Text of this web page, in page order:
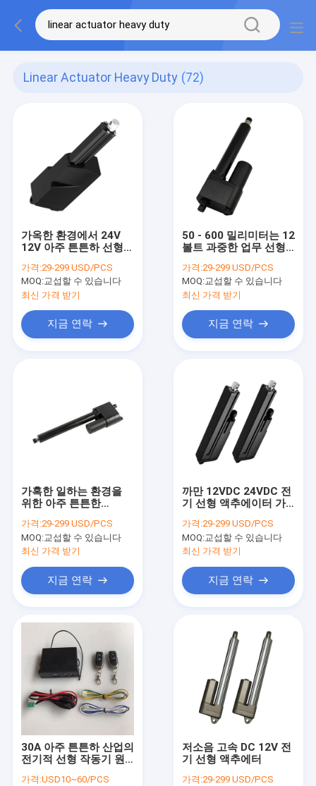
Linear Actuator Heavy Duty (72)
가옥한 환경에서 24V
12V 아주 튼튼하 선형
가격:29-299 USD/PCS
MOQ:교섭할 수 있습니다
최신 가격 받기
지금 연락
50 - 600 밀리미터는 12
볼트 과중한 업무 선형
강을 스트로우크합니다
가격:29-299 USD/PCS
MOQ:교섭할 수 있습니다
최신 가격 받기
지금 연락
가혹한 일하는 환경을
위한 아주 튼튼한
IP65 내구성
가격:29-299 USD/PCS
MOQ:교섭할 수 있습니다
최신 가격 받기
지금 연락
까만 12VDC 24VDC 전
기 선형 액추에이터 가
가격:29-299 USD/PCS
MOQ:교섭할 수 있습니다
최신 가격 받기
지금 연락
30A 아주 튼튼하 산업의
전기적 선형 작동기 원
가격:USD10~60/PCS
저소음 고속 DC 12V 전
기 선형 액추에터
가격:29-299 USD/PCS